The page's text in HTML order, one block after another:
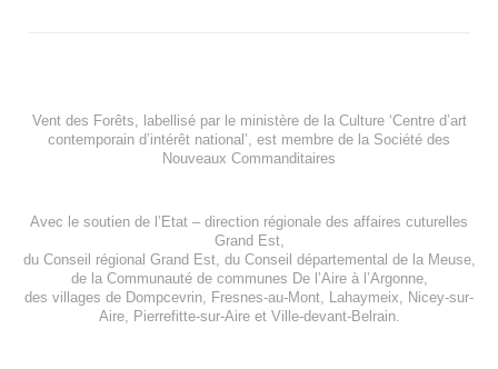
Vent des Forêts, labellisé par le ministère de la Culture ‘Centre d’art
contemporain d’intérêt national’, est membre de la Société des
Nouveaux Commanditaires
Avec le soutien de l’Etat – direction régionale des affaires cuturelles
Grand Est,
du Conseil régional Grand Est, du Conseil départemental de la Meuse,
de la Communauté de communes De l’Aire à l’Argonne,
des villages de Dompcevrin Fresnes-au-Mont Lahaymeix
Nicey-sur-
Aire, Pierrefitte-sur-Aireet Ville-devant-Belrain.